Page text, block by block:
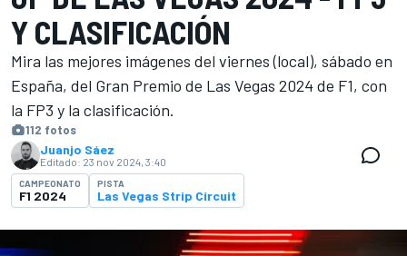
Y CLASIFICACIÓN
Mira las mejores imágenes del viernes (local), sábado en
España, del Gran Premio de Las Vegas 2024 de F1, con
la FP3 y la clasificación.
112 fotos
Juanjo Sáez
Editado: 23 nov 2024, 3:40
CAMPEONATO
F1 2024
PISTA
Las Vegas Strip Circuit